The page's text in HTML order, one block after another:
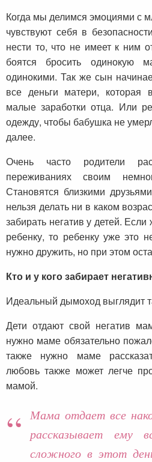
Когда мы делимся эмоциями с
чувствуют себя в
нести то, что не имеет к ним
боятся бросить одинокую
одинокими. Так же сын
все деньги матери, которая
малые заработки отца. Или
одежду, чтобы бабушка не
далее.
Очень часто родители
переживаниях своим
Становятся близкими
нельзя делать ни в каком
забирать негатив у детей.
ребенку, то ребенку уже это
нужно дружить, но при этом
Кто и у кого забирает
Идеальный дымоход выглядит
Дети отдают свой негатив
нужно маме обязательно
также нужно маме
любовь также может легче
мамой.
Мама отдает все
рассказывает
сложного в этот